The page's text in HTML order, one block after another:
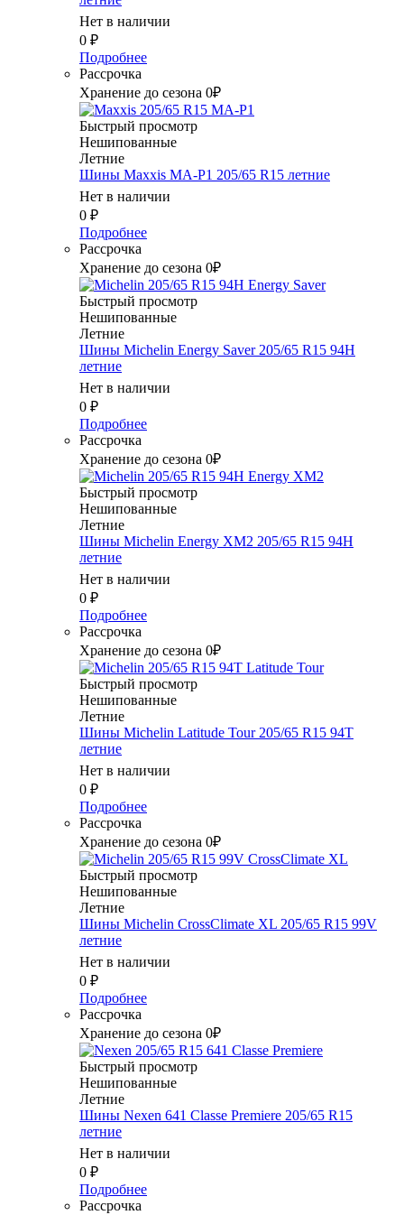
Нет в наличии
0 ₽
Подробнее
Рассрочка
Хранение до сезона 0₽
Быстрый просмотр
Нешипованные
Летние
Шины Maxxis MA-P1 205/65 R15 летние
Нет в наличии
0 ₽
Подробнее
Рассрочка
Хранение до сезона 0₽
Быстрый просмотр
Нешипованные
Летние
Шины Michelin Energy Saver 205/65 R15 94H
летние
Нет в наличии
0 ₽
Подробнее
Рассрочка
Хранение до сезона 0₽
Быстрый просмотр
Нешипованные
Летние
Шины Michelin Energy XM2 205/65 R15 94H
летние
Нет в наличии
0 ₽
Подробнее
Рассрочка
Хранение до сезона 0₽
Быстрый просмотр
Нешипованные
Летние
Шины Michelin Latitude Tour 205/65 R15 94T
летние
Нет в наличии
0 ₽
Подробнее
Рассрочка
Хранение до сезона 0₽
Быстрый просмотр
Нешипованные
Летние
Шины Michelin CrossClimate XL 205/65 R15 99V
летние
Нет в наличии
0 ₽
Подробнее
Рассрочка
Хранение до сезона 0₽
Быстрый просмотр
Нешипованные
Летние
Шины Nexen 641 Classe Premiere 205/65 R15
летние
Нет в наличии
0 ₽
Подробнее
Рассрочка